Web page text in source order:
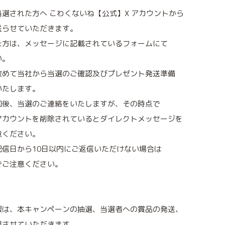
された方へ こわくないね【公式】X アカウントから
せていただきます。
は、メッセージに記載されているフォームにて
て当社から当選のご確認及びプレゼント発送準備
します。
、当選のご連絡をいたしますが、その時点で
ウントを削除されているとダイレクトメッセージを
ださい。
日から10日以内にご返信いただけない場合は
注意ください。
、本キャンペーンの抽選、当選者への賞品の発送、